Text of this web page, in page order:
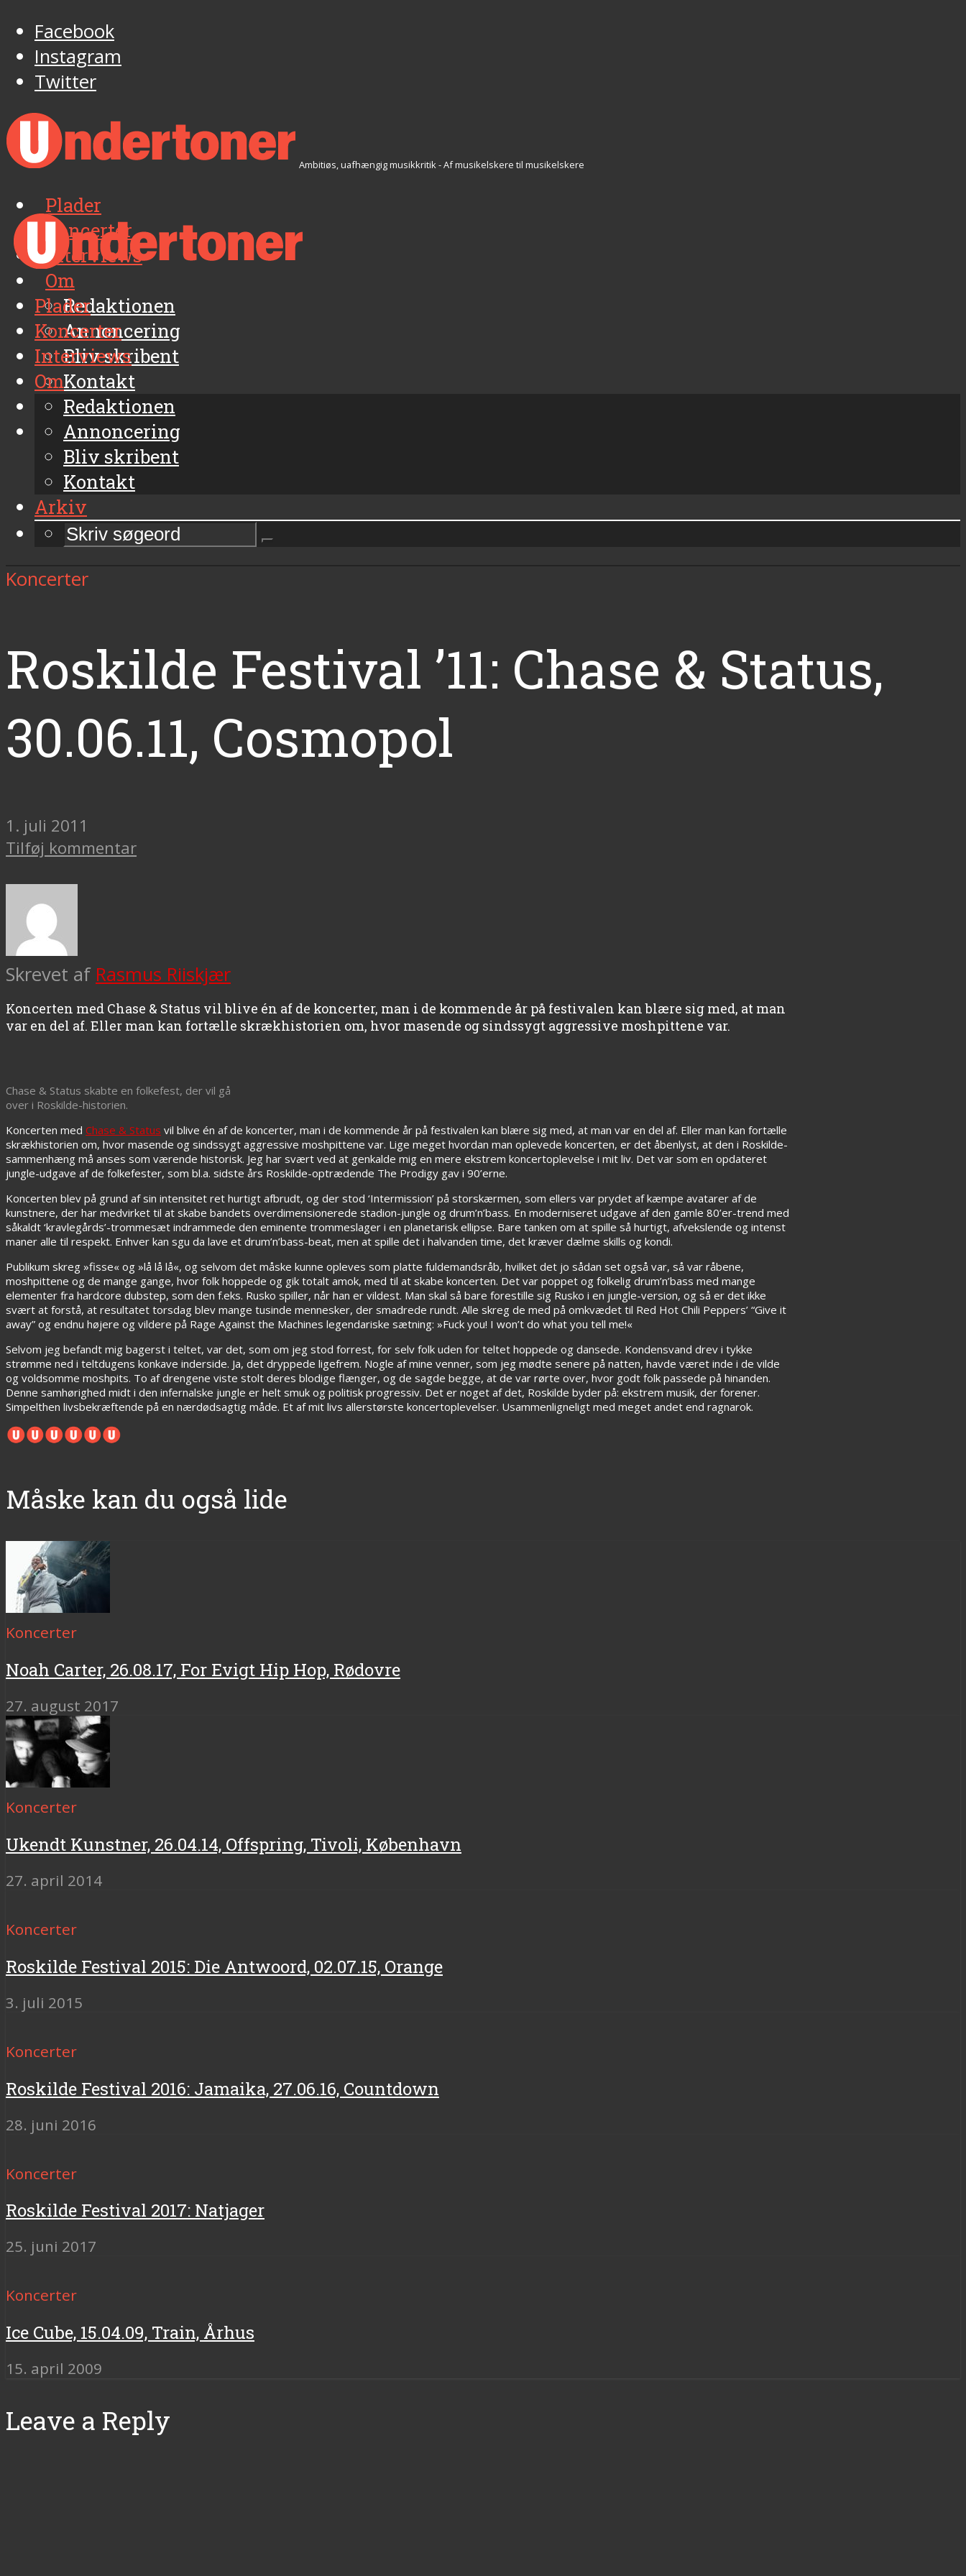
Facebook
Instagram
Twitter
Ambitiøs, uafhængig musikkritik - Af musikelskere til musikelskere
Plader
Koncerter
Interviews
Om
Redaktionen
Annoncering
Bliv skribent
Kontakt
Arkiv
Plader
Koncerter
Interviews
Om
Redaktionen
Annoncering
Bliv skribent
Kontakt
Arkiv
Koncerter
Roskilde Festival ’11: Chase & Status,
30.06.11, Cosmopol
1. juli 2011
Tilføj kommentar
Skrevet af Rasmus Riiskjær
Koncerten med Chase & Status vil blive én af de koncerter, man i de kommende år på festivalen kan blære sig med, at man
var en del af. Eller man kan fortælle skrækhistorien om, hvor masende og sindssygt aggressive moshpittene var.
Chase & Status skabte en folkefest, der vil gå
over i Roskilde-historien.
Koncerten med Chase & Status vil blive én af de koncerter, man i de kommende år på festivalen kan blære sig med, at man var en del af. Eller man kan fortælle
skrækhistorien om, hvor masende og sindssygt aggressive moshpittene var. Lige meget hvordan man oplevede koncerten, er det åbenlyst, at den i Roskilde-
sammenhæng må anses som værende historisk. Jeg har svært ved at genkalde mig en mere ekstrem koncertoplevelse i mit liv. Det var som en opdateret
jungle-udgave af de folkefester, som bl.a. sidste års Roskilde-optrædende The Prodigy gav i 90’erne.
Koncerten blev på grund af sin intensitet ret hurtigt afbrudt, og der stod ‘Intermission’ på storskærmen, som ellers var prydet af kæmpe avatarer af de
kunstnere, der har medvirket til at skabe bandets overdimensionerede stadion-jungle og drum’n’bass. En moderniseret udgave af den gamle 80’er-trend med
såkaldt ‘kravlegårds’-trommesæt indrammede den eminente trommeslager i en planetarisk ellipse. Bare tanken om at spille så hurtigt, afvekslende og intenst
maner alle til respekt. Enhver kan sgu da lave et drum’n’bass-beat, men at spille det i halvanden time, det kræver dælme skills og kondi.
Publikum skreg »fisse« og »lå lå lå«, og selvom det måske kunne opleves som platte fuldemandsråb, hvilket det jo sådan set også var, så var råbene,
moshpittene og de mange gange, hvor folk hoppede og gik totalt amok, med til at skabe koncerten. Det var poppet og folkelig drum’n’bass med mange
elementer fra hardcore dubstep, som den f.eks. Rusko spiller, når han er vildest. Man skal så bare forestille sig Rusko i en jungle-version, og så er det ikke
svært at forstå, at resultatet torsdag blev mange tusinde mennesker, der smadrede rundt. Alle skreg de med på omkvædet til Red Hot Chili Peppers’ “Give it
away” og endnu højere og vildere på Rage Against the Machines legendariske sætning: »Fuck you! I won’t do what you tell me!«
Selvom jeg befandt mig bagerst i teltet, var det, som om jeg stod forrest, for selv folk uden for teltet hoppede og dansede. Kondensvand drev i tykke
strømme ned i teltdugens konkave inderside. Ja, det dryppede ligefrem. Nogle af mine venner, som jeg mødte senere på natten, havde været inde i de vilde
og voldsomme moshpits. To af drengene viste stolt deres blodige flænger, og de sagde begge, at de var rørte over, hvor godt folk passede på hinanden.
Denne samhørighed midt i den infernalske jungle er helt smuk og politisk progressiv. Det er noget af det, Roskilde byder på: ekstrem musik, der forener.
Simpelthen livsbekræftende på en nærdødsagtig måde. Et af mit livs allerstørste koncertoplevelser. Usammenligneligt med meget andet end ragnarok.
Måske kan du også lide
Koncerter
Noah Carter, 26.08.17, For Evigt Hip Hop, Rødovre
27. august 2017
Koncerter
Ukendt Kunstner, 26.04.14, Offspring, Tivoli, København
27. april 2014
Koncerter
Roskilde Festival 2015: Die Antwoord, 02.07.15, Orange
3. juli 2015
Koncerter
Roskilde Festival 2016: Jamaika, 27.06.16, Countdown
28. juni 2016
Koncerter
Roskilde Festival 2017: Natjager
25. juni 2017
Koncerter
Ice Cube, 15.04.09, Train, Århus
15. april 2009
Leave a Reply